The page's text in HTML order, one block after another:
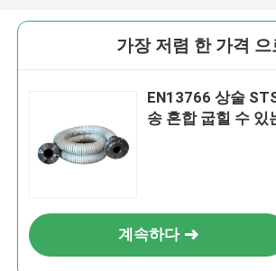
가장 저렴 한 가격 으
EN13766 상술
송 혼합 굽힐 수 있
계속하다